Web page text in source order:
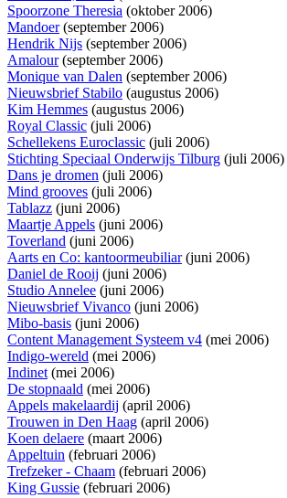
Spoorzone Theresia (oktober 2006)
Mandoer(september 2006)
Hendrik Nijs (september 2006)
Amalour(september 2006)
Monique van Dalen (september 2006)
Nieuwsbrief Stabilo (augustus 2006)
Kim Hemmes (augustus 2006)
Royal Classic (juli 2006)
Schellekens Euroclassic (juli 2006)
Stichting Speciaal Onderwijs Tilburg (juli 2006)
Dans je dromen (juli 2006)
Mind grooves (juli 2006)
Tablazz (juni 2006)
Maartje Appels (juni 2006)
Toverland (juni 2006)
Aarts en Co: kantoormeubiliar(juni 2006)
Daniel de Rooij (juni 2006)
Studio Annelee (juni 2006)
Nieuwsbrief Vivanco (juni 2006)
Mibo-basis (juni 2006)
Content Management Systeem v4 (mei 2006)
Indigo-wereld (mei 2006)
Indinet(mei 2006)
De stopnaald (mei 2006)
Appels makelaardij (april 2006)
Trouwen in Den Haag (april 2006)
Koen delaere (maart 2006)
Appeltuin (februari 2006)
Trefzeker - Chaam (februari 2006)
King Gussie (februari 2006)